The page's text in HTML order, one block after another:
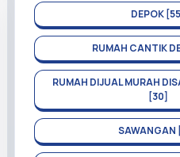
DEPOK
RUMAH CANTIK
RUMAH DIJUAL MURAH
[30]
SAWANGAN